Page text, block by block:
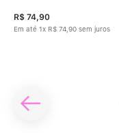
R$ 74,90
Em até 1x R$ 74 90 sem juros